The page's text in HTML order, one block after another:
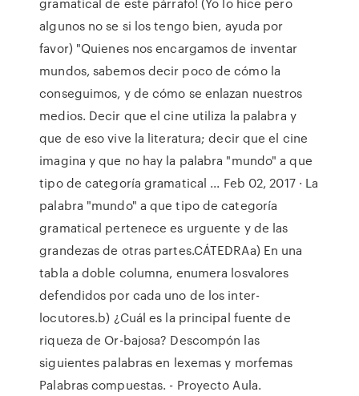
algunos no se si los tengo bien, ayuda por
favor) "Quienes nos encargamos de inventar
mundos, sabemos decir poco de cómo la
conseguimos, y de cómo se enlazan nuestros
medios. Decir que el cine utiliza la palabra y
que de eso vive la literatura; decir que el cine
imagina y que no hay la palabra "mundo" a que
tipo de categoría gramatical ... Feb 02, 2017 · La
palabra "mundo" a que tipo de categoría
gramatical pertenece es urguente y de las
grandezas de otras partes.CÁTEDRAa) En una
tabla a doble columna, enumera losvalores
defendidos por cada uno de los inter-
locutores.b) ¿Cuál es la principal fuente de
riqueza de Or-bajosa? Descompón las
siguientes palabras en lexemas y morfemas
Palabras compuestas. - Proyecto Aula.